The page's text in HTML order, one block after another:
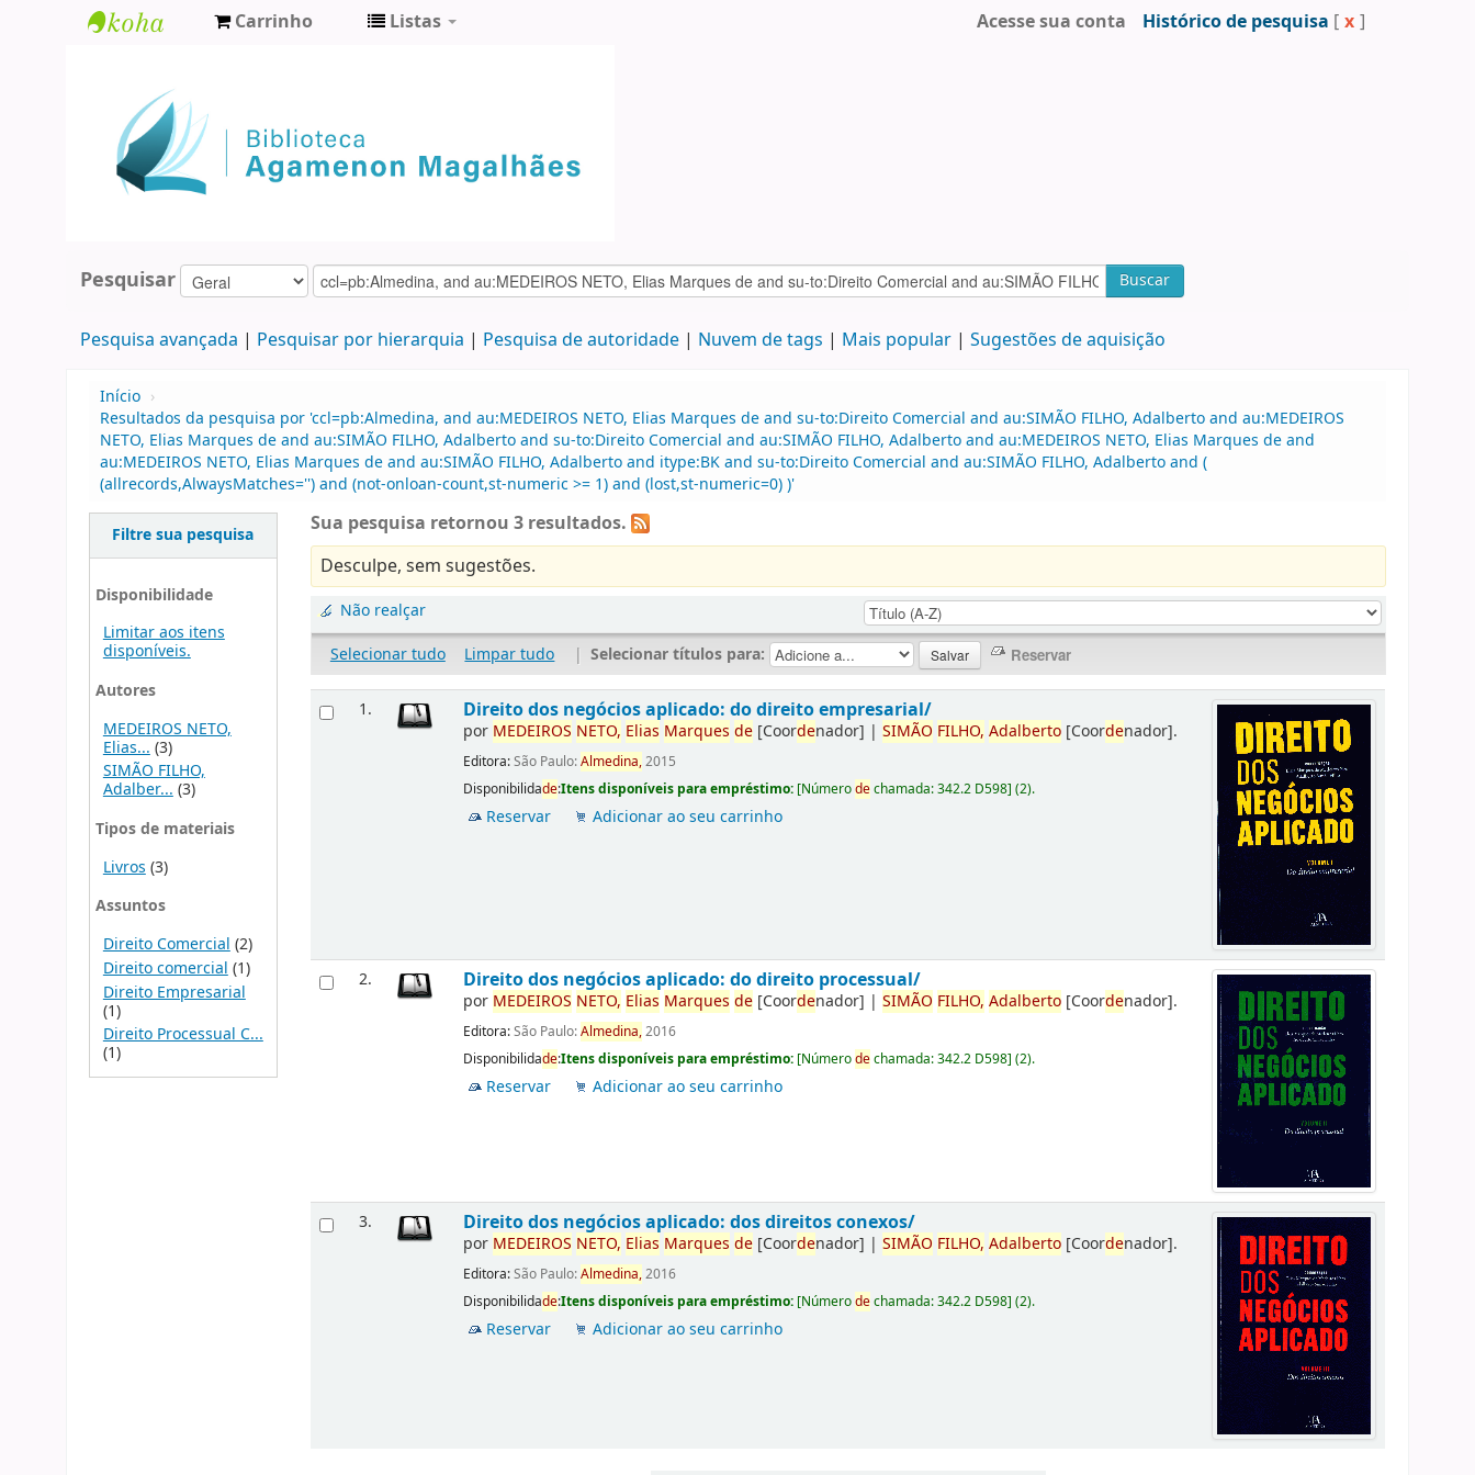
Agamenon
Magalhães
Carrinho Listas Acesse sua conta Histórico de pesquisa [ x ]
Pesquisar Buscar
Pesquisa avançada Pesquisar por hierarquia Pesquisa de autoridade Nuvem de tags Mais popular Sugestões de aquisição
Início ›
Resultados da pesquisa por 'ccl=pb:Almedina, and au:MEDEIROS NETO, Elias Marques de and su-to:Direito Comercial and au:SIMÃO FILHO, Adalberto and au:MEDEIROS
NETO, Elias Marques de and au:SIMÃO FILHO, Adalberto and su-to:Direito Comercial and au:SIMÃO FILHO, Adalberto and au:MEDEIROS NETO, Elias Marques de and
au:MEDEIROS NETO, Elias Marques de and au:SIMÃO FILHO, Adalberto and itype:BK and su-to:Direito Comercial and au:SIMÃO FILHO, Adalberto and (
(allrecords,AlwaysMatches='') and (not-onloan-count,st-numeric >= 1) and (lost,st-numeric=0) )'
Filtre sua pesquisa
Disponibilidade
Limitar aos itens
disponíveis.
Autores
MEDEIROS NETO,
Elias... (3)
SIMÃO FILHO,
Adalber...(3)
Tipos de materiais
Livros (3)
Assuntos
Direito Comercial (2)
Direito comercial (1)
Direito Empresarial
(1)
Direito Processual C...
(1)
Sua pesquisa retornou 3 resultados.
Desculpe, sem sugestões.
Não realçar
Selecionar tudo
Limpar tudo | Selecionar títulos para:
1. Direito dos negócios aplicado: do direito empresarial/
por MEDEIROS NETO, Elias Marques de [Coordenador] |SIMÃO FILHO, Adalberto [Coordenador].
Editora:São Paulo:Almedina,2015
Disponibilidade:Itens disponíveis para empréstimo: [Númerodechamada:342.2 D598](2).
Reservar Adicionar ao seu carrinho
2. Direito dos negócios aplicado: do direito processual/
por MEDEIROS NETO, Elias Marques de [Coordenador] |SIMÃO FILHO, Adalberto [Coordenador].
Editora:São Paulo:Almedina,2016
Disponibilidade:Itens disponíveis para empréstimo: [Númerodechamada:342.2 D598](2).
Reservar Adicionar ao seu carrinho
3. Direito dos negócios aplicado: dos direitos conexos/
por MEDEIROS NETO, Elias Marques de [Coordenador] |SIMÃO FILHO, Adalberto [Coordenador].
Editora:São Paulo:Almedina,2016
Disponibilidade:Itens disponíveis para empréstimo: [Númerodechamada:342.2 D598](2).
Reservar Adicionar ao seu carrinho